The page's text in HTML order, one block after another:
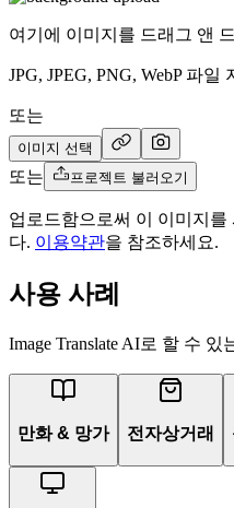
여기에 이미지를 드래그 앤
JPG, JPEG, PNG, WebP 파일
또는
이미지 선택
또는 프로젝트 불러오기
업로드함으로써 이 이미지를
다. 이용약관을 참조하세요.
사용 사례
Image Translate AI로 할 수
만화 & 망가 전자상거래